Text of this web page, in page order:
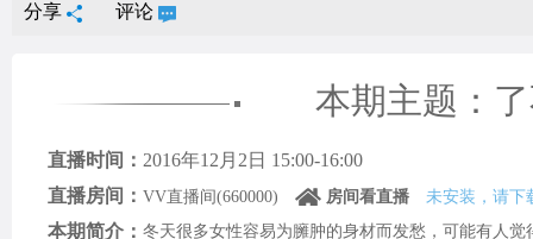
分享 评论
本期主题：
直播时间： 2016年12月2日 15:00-16:00
直播房间： VV直播间(660000) 房间看直播 未安装，请下
本期简介： 冬天很多女性容易为臃肿的身材而发愁，可能有人